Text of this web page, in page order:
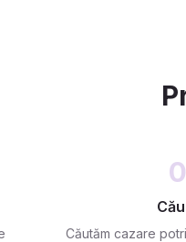
Căutăm cazare